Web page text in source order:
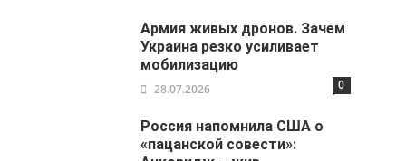
Армия живых дронов. Зачем
Украина резко усиливает
мобилизацию
28.07.2026 0
Россия напомнила США о
«пацанской совести»: